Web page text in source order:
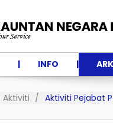
INFO
Aktiviti Aktiviti Pejabat